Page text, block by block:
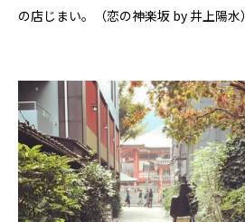
の店じまい。（恋の神楽坂 by 井上陽水）